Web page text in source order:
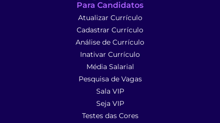
Para Candidatos
Atualizar Currículo
Cadastrar Currículo
Análise de Currículo
Inativar Currículo
Média Salarial
Pesquisa de Vagas
Sala VIP
Seja VIP
Testes das Cores